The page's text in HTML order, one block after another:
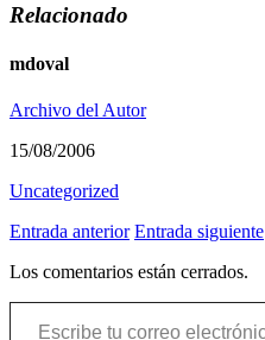
Relacionado
mdoval
Archivo del Autor
15/08/2006
Uncategorized
Entrada anterior Entrada siguiente
Los comentarios están cerrados.
Escribe tu correo electrónico…